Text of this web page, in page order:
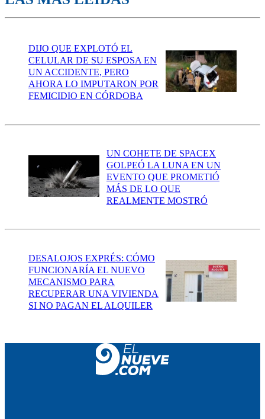
DIJO QUE EXPLOTÓ EL
CELULAR DE SU ESPOSA EN
UN ACCIDENTE, PERO
AHORA LO IMPUTARON POR
FEMICIDIO EN CÓRDOBA
UN COHETE DE SPACEX
GOLPEÓ LA LUNA EN UN
EVENTO QUE PROMETIÓ
MÁS DE LO QUE
REALMENTE MOSTRÓ
DESALOJOS EXPRÉS: CÓMO
FUNCIONARÍA EL NUEVO
MECANISMO PARA
RECUPERAR UNA VIVIENDA
SI NO PAGAN EL ALQUILER